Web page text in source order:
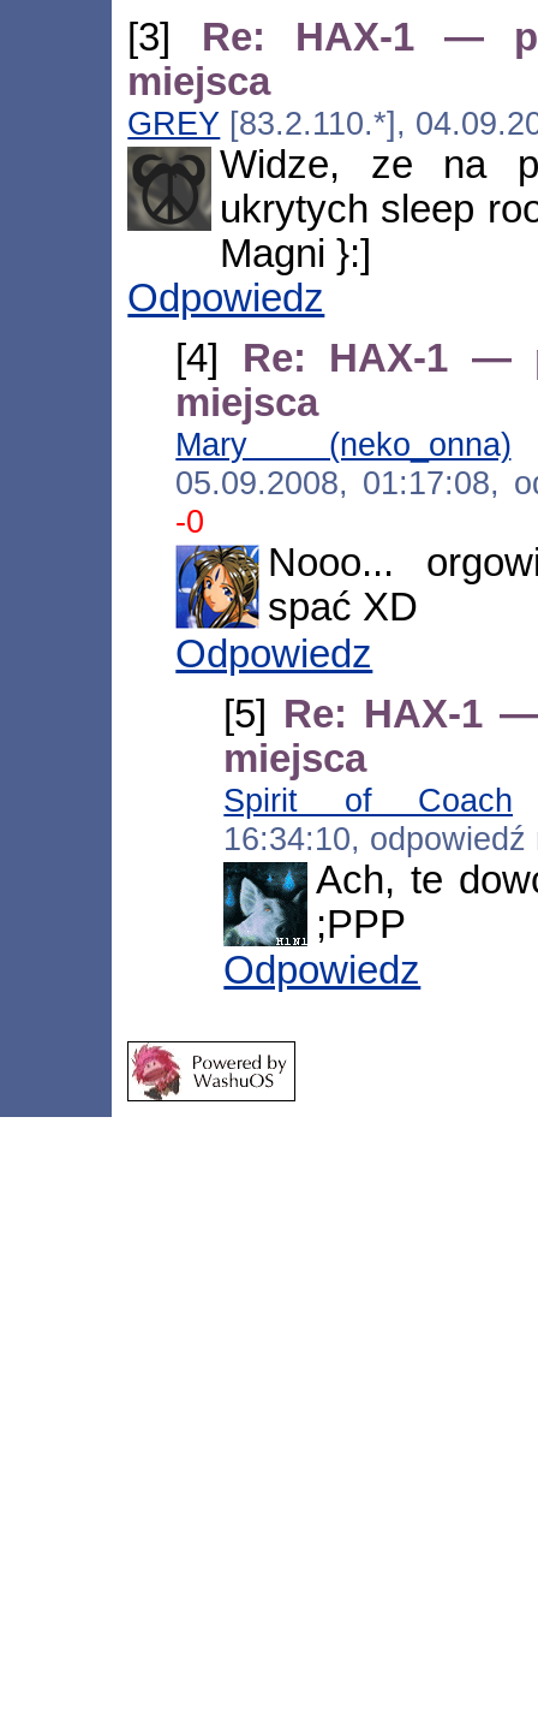
[3] Re: HAX-1 —
miejsca
GREY [83.2.110.*],
Widze, ze na
ukrytych sleep
Magni }:]
Odpowiedz
[4] Re: HAX-1 —
miejsca
Mary (neko_onna)
05.09.2008, 01:17:08,
-0
Nooo...
spać XD
Odpowiedz
[5] Re: HAX-1
miejsca
Spirit of Coach
16:34:10,
Ach, te
;PPP
Odpowiedz